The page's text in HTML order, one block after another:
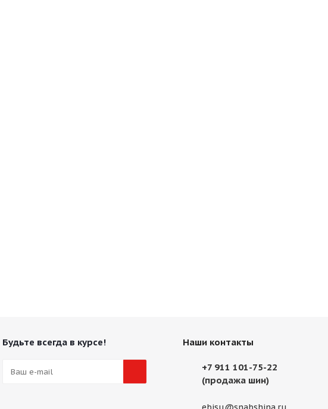
Будьте всегда в курсе! Наши контакты
+7 911 101-75-22
(продажа шин)